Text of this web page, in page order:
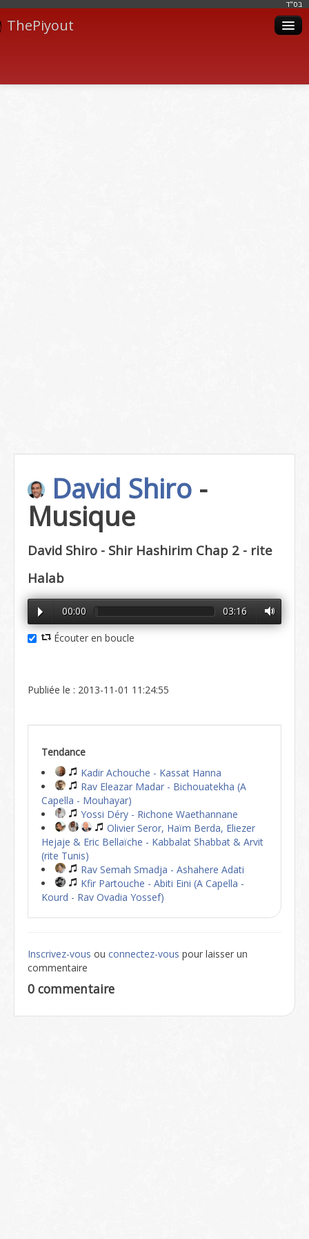
בּס"ד
ThePiyout
David Shiro -
Musique
David Shiro - Shir Hashirim Chap 2 - rite
Halab
00:00 03:16
Écouter en boucle
Publiée le : 2013-11-01 11:24:55
Tendance
Kadir Achouche - Kassat Hanna
Rav Eleazar Madar - Bichouatekha (A
Capella - Mouhayar)
Yossi Déry - Richone Waethannane
Olivier Seror, Haïm Berda, Eliezer
Hejaje & Eric Bellaïche - Kabbalat Shabbat & Arvit
(rite Tunis)
Rav Semah Smadja - Ashahere Adati
Kfir Partouche - Abiti Eini (A Capella -
Kourd - Rav Ovadia Yossef)
Inscrivez-vous ou connectez-vous pour laisser un
commentaire
0 commentaire